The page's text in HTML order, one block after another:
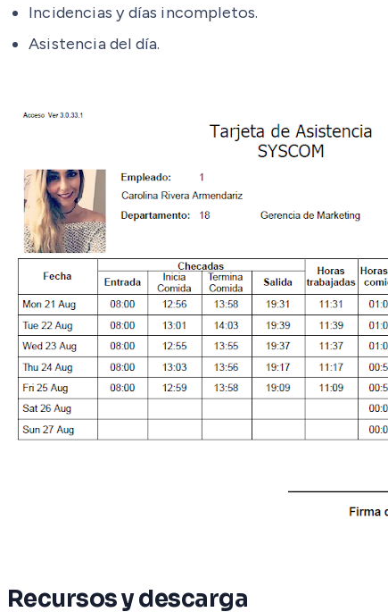
Incidencias y días incompletos.
Asistencia del día.
Recursos y descarga